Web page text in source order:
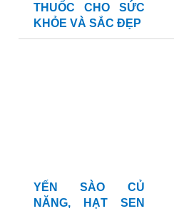
THUỐC CHO SỨC
KHỎE VÀ SẮC ĐẸP
YẾN SÀO CỦ
NĂNG, HẠT SEN